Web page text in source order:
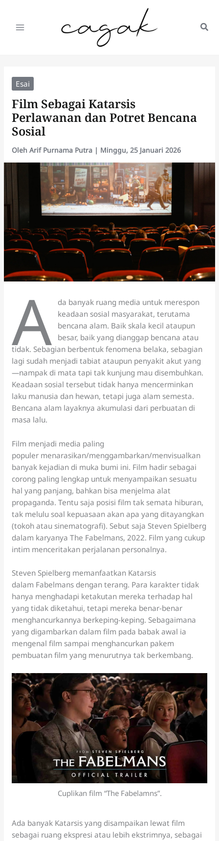
konten
Esai
Film Sebagai Katarsis
Perlawanan dan Potret Bencana
Sosial
Oleh Arif Purnama Putra | Minggu, 25 Januari 2026
A
da banyak ruang media untuk merespon
keadaan sosial masyarakat, terutama
bencana alam. Baik skala kecil ataupun
besar, baik yang dianggap bencana atau
tidak. Sebagian berbentuk fenomena belaka, sebagian
lagi sudah menjadi tabiat ataupun penyakit akut yang
—nampak di mata tapi tak kunjung mau disembuhkan.
Keadaan sosial tersebut tidak hanya mencerminkan
laku manusia dan hewan, tetapi juga alam semesta.
Bencana alam layaknya akumulasi dari perbuatan di
masa lalu.
Film menjadi media paling
populer menarasikan/menggambarkan/menvisualkan
banyak kejadian di muka bumi ini. Film hadir sebagai
corong paling lengkap untuk menyampaikan sesuatu
hal yang panjang, bahkan bisa menjelma alat
propaganda. Tentu saja posisi film tak semata hiburan,
tak melulu soal kepuasaan akan apa yang ditayangkan
(tokoh atau sinematografi). Sebut saja Steven Spielberg
dalam karyanya The Fabelmans, 2022. Film yang cukup
intim menceritakan perjalanan personalnya.
Steven Spielberg memanfaatkan Katarsis
dalam Fabelmans dengan terang. Para karakter tidak
hanya menghadapi ketakutan mereka terhadap hal
yang tidak diketahui, tetapi mereka benar-benar
menghancurkannya berkeping-keping. Sebagaimana
yang digambarkan dalam film pada babak awal ia
mengenal film sampai menghancurkan pakem
pembuatan film yang menurutnya tak berkembang.
Cuplikan film “The Fabelamns”.
Ada banyak Katarsis yang disampaikan lewat film
sebagai ruang ekspresi atau lebih ekstrimnya, sebagai